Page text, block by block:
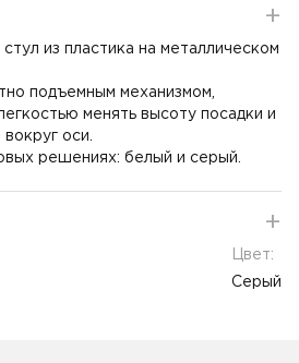
из пластика на металлическом
подъемным механизмом,
менять высоту посадки и
оси.
решениях: белый и серый.
Цвет:
Серый